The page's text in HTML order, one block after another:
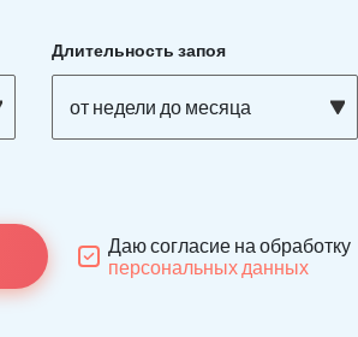
Длительность запоя
от недели до месяца
Даю согласие на обработку
персональных данных